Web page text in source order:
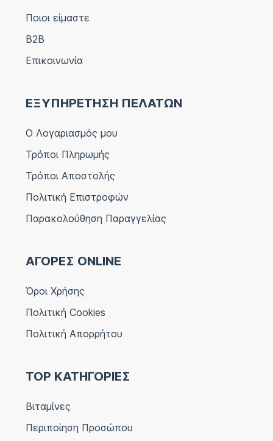
Ποιοι είμαστε
B2B
Επικοινωνία
ΕΞΥΠΗΡΕΤΗΣΗ ΠΕΛΑΤΩΝ
Ο Λογαριασμός μου
Τρόποι Πληρωμής
Τρόποι Αποστολής
Πολιτική Επιστροφών
Παρακολούθηση Παραγγελίας
ΑΓΟΡΕΣ ONLINE
Όροι Χρήσης
Πολιτική Cookies
Πολιτική Απορρήτου
TOP ΚΑΤΗΓΟΡΙΕΣ
Βιταμίνες
Περιποίηση Προσώπου